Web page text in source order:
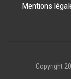
Mentions
Copyright